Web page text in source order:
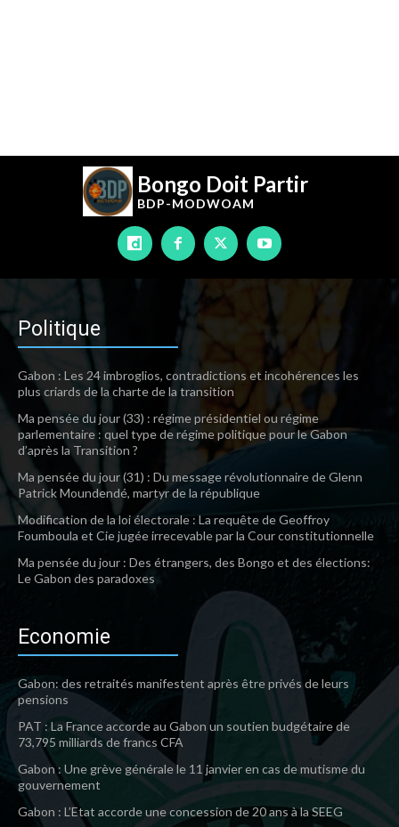
Bongo Doit Partir
BDP-MODWOAM
Politique
Gabon : Les 24 imbroglios, contradictions et incohérences les
plus criards de la charte de la transition
Ma pensée du jour (33) : régime présidentiel ou régime
parlementaire : quel type de régime politique pour le Gabon
d’après la Transition ?
Ma pensée du jour (31) : Du message révolutionnaire de Glenn
Patrick Moundendé, martyr de la république
Modification de la loi électorale : La requête de Geoffroy
Foumboula et Cie jugée irrecevable par la Cour constitutionnelle
Ma pensée du jour : Des étrangers, des Bongo et des élections:
Le Gabon des paradoxes
Economie
Gabon: des retraités manifestent après être privés de leurs
pensions
PAT : La France accorde au Gabon un soutien budgétaire de
73,795 milliards de francs CFA
Gabon : Une grève générale le 11 janvier en cas de mutisme du
gouvernement
Gabon : L’Etat accorde une concession de 20 ans à la SEEG